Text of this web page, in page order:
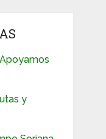
y